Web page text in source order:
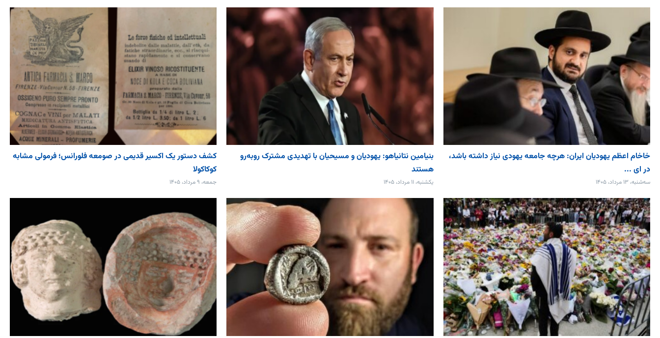
خاخام اعظم یهودیان ایران: هرچه جامعه یهودی نیاز داشته باشد،
در ای ...
سه‌شنبه، ۱۳ مرداد، ۱۴۰۵
بنیامین نتانیاهو: یهودیان و مسیحیان با تهدیدی مشترک روبه‌رو
هستند
یکشنبه، ۱۱ مرداد، ۱۴۰۵
کشف دستور یک اکسیر قدیمی در صومعه فلورانس؛ فرمولی مشابه
کوکاکولا
جمعه، ۹ مرداد، ۱۴۰۵